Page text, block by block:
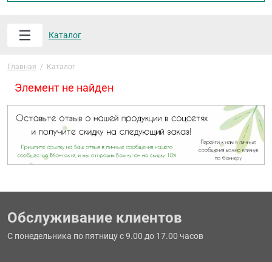
Каталог
Главная / Каталог
Элемент не найден
Обслуживание клиентов
С понедельника по пятницу с 9.00 до 17.00 часов